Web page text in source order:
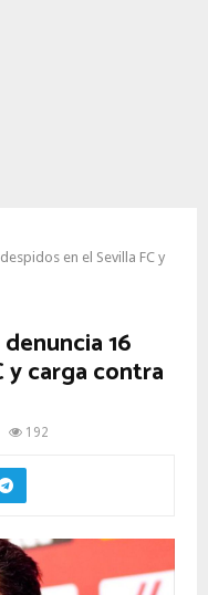
en el Sevilla FC y
16
y carga contra
192